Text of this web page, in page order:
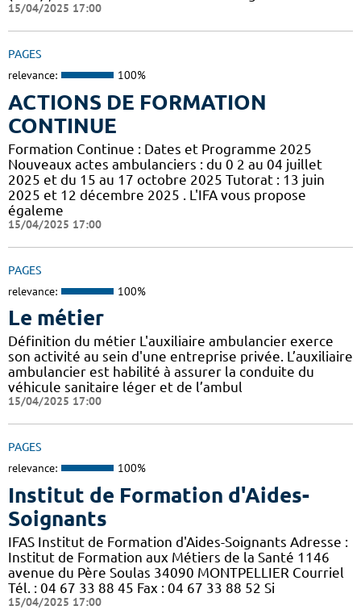
15/04/2025 17:00
PAGES
relevance: 100%
ACTIONS DE FORMATION
CONTINUE
Formation Continue : Dates et Programme 2025
Nouveaux actes ambulanciers : du 0 2 au 04 juillet
2025 et du 15 au 17 octobre 2025 Tutorat : 13 juin
2025 et 12 décembre 2025 . L'IFA vous propose
égaleme
15/04/2025 17:00
PAGES
relevance: 100%
Le métier
Définition du métier L'auxiliaire ambulancier exerce
son activité au sein d'une entreprise privée. L’auxiliaire
ambulancier est habilité à assurer la conduite du
véhicule sanitaire léger et de l’ambul
15/04/2025 17:00
PAGES
relevance: 100%
Institut de Formation d'Aides-
Soignants
IFAS Institut de Formation d'Aides-Soignants Adresse :
Institut de Formation aux Métiers de la Santé 1146
avenue du Père Soulas 34090 MONTPELLIER Courriel
Tél. : 04 67 33 88 45 Fax : 04 67 33 88 52 Si
15/04/2025 17:00